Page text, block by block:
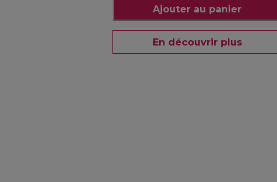
Ajouter au panier
En découvrir plus